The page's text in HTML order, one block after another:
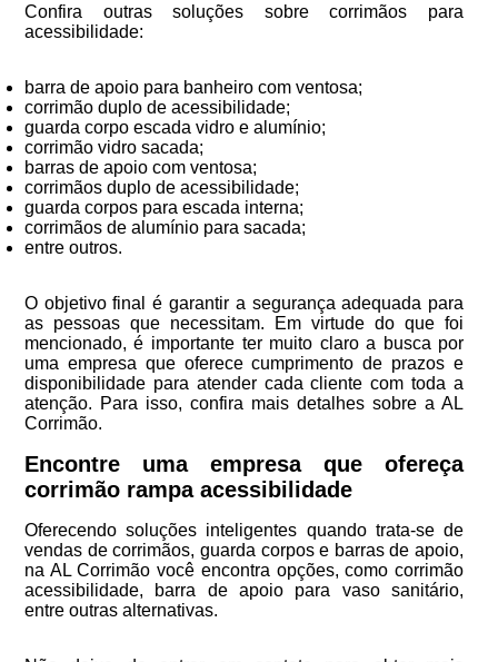
Confira outras soluções sobre corrimãos para
acessibilidade:
barra de apoio para banheiro com ventosa;
corrimão duplo de acessibilidade;
guarda corpo escada vidro e alumínio;
corrimão vidro sacada;
barras de apoio com ventosa;
corrimãos duplo de acessibilidade;
guarda corpos para escada interna;
corrimãos de alumínio para sacada;
entre outros.
O objetivo final é garantir a segurança adequada para
as pessoas que necessitam. Em virtude do que foi
mencionado, é importante ter muito claro a busca por
uma empresa que oferece cumprimento de prazos e
disponibilidade para atender cada cliente com toda a
atenção. Para isso, confira mais detalhes sobre a AL
Corrimão.
Encontre uma empresa que ofereça
corrimão rampa acessibilidade
Oferecendo soluções inteligentes quando trata-se de
vendas de corrimãos, guarda corpos e barras de apoio,
na AL Corrimão você encontra opções, como corrimão
acessibilidade, barra de apoio para vaso sanitário,
entre outras alternativas.